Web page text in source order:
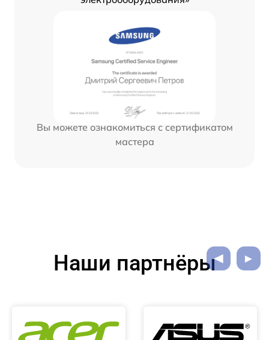
Вы можете ознакомиться с сертификатом
мастера
Наши партнёры